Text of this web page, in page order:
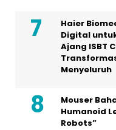
Haier
Digital
Ajang ISBT
Menyeluruh
Mouser
Humanoid
Robots”